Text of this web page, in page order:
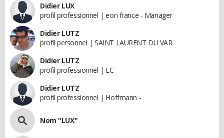
Didier LUX
profil professionnel | eon france - Manager
Didier LUTZ
profil personnel | SAINT LAURENT DU VAR
Didier LUTZ
profil professionnel | LC
Didier LUTZ
profil professionnel | Hoffmann -
Nom "LUX"